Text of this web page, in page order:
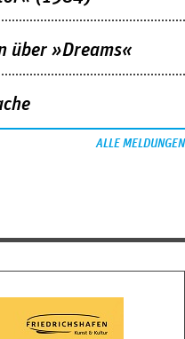
über »Dreams«
ALLE MELDUNGEN